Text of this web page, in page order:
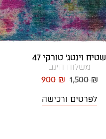
שטיח וינטג' טורקי 47
משלוח חינם
1,500 ₪
900 ₪
לפרטים ורכישה